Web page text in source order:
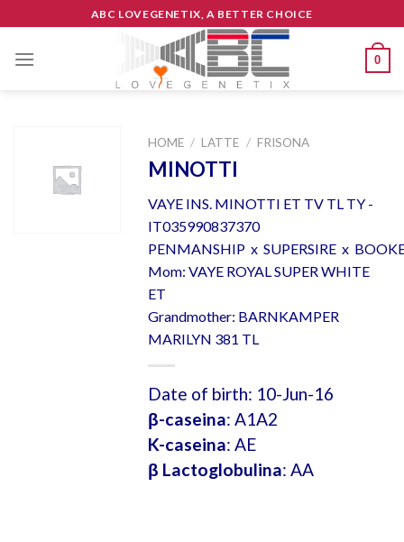
to
content
ABC LOVEGENETIX, A BETTER CHOICE
0
HOME / LATTE / FRISONA
MINOTTI
VAYE INS. MINOTTI ET TV TL TY -
IT035990837370
PENMANSHIP x SUPERSIRE x
Mom: VAYE ROYAL SUPER WHITE
ET
Grandmother: BARNKAMPER
MARILYN 381 TL
Date of birth: 10-Jun-16
β-caseina: A1A2
K-caseina: AE
β Lactoglobulina: AA